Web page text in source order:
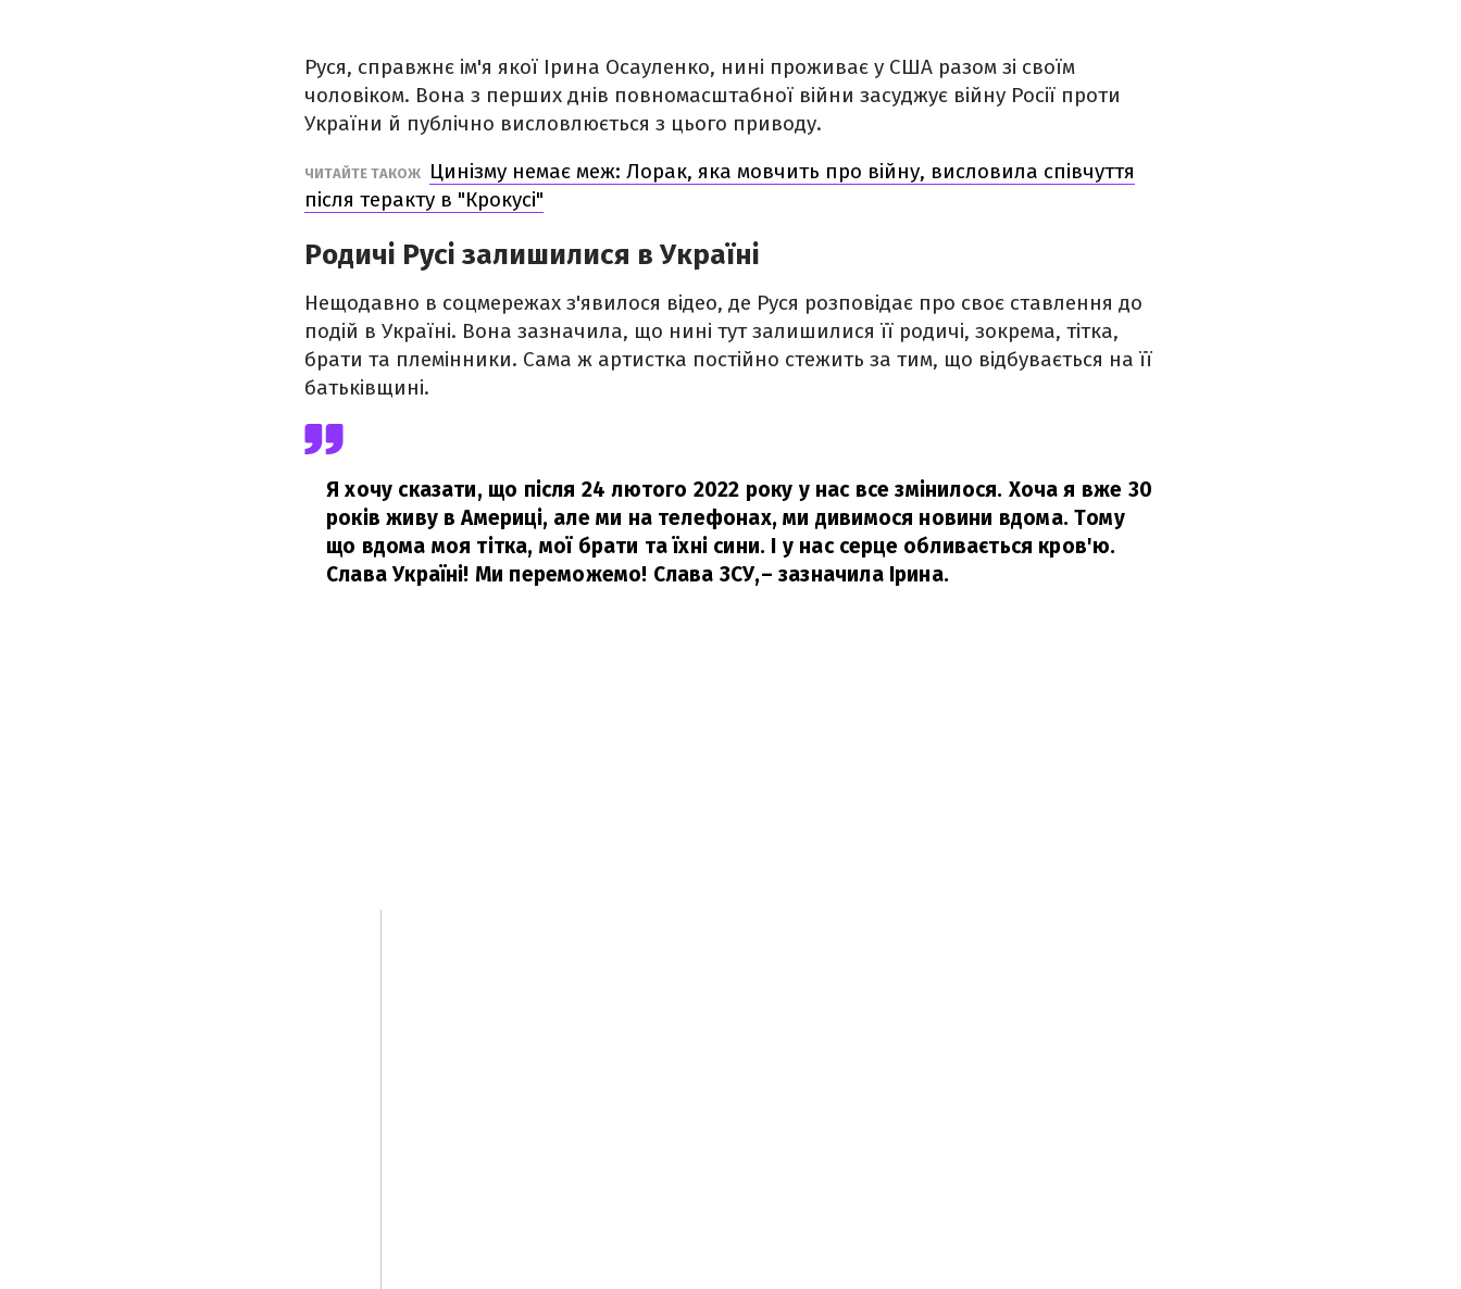
Руся, справжнє ім'я якої Ірина Осауленко, нині проживає у США разом зі своїм
чоловіком. Вона з перших днів повномасштабної війни засуджує війну Росії проти
України й публічно висловлюється з цього приводу.
ЧИТАЙТЕ ТАКОЖ
Цинізму немає меж: Лорак, яка мовчить про війну, висловила співчуття
після теракту в "Крокусі"
Родичі Русі залишилися в Україні
Нещодавно в соцмережах з'явилося відео, де Руся розповідає про своє ставлення до
подій в Україні. Вона зазначила, що нині тут залишилися її родичі, зокрема, тітка,
брати та племінники. Сама ж артистка постійно стежить за тим, що відбувається на її
батьківщині.
Я хочу сказати, що після 24 лютого 2022 року у нас все змінилося. Хоча я вже 30
років живу в Америці, але ми на телефонах, ми дивимося новини вдома. Тому
що вдома моя тітка, мої брати та їхні сини. І у нас серце обливається кров'ю.
Слава Україні! Ми переможемо! Слава ЗСУ,– зазначила Ірина.